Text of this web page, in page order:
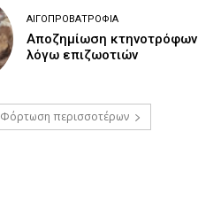
ΑΙΓΟΠΡΟΒΑΤΡΟΦΊΑ
Αποζημίωση κτηνοτρόφων
λόγω επιζωοτιών
Φόρτωση περισσοτέρων